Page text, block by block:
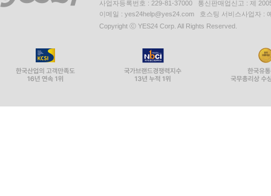
사업자등록번호 : 229-81-37000 통신판매업신고 : 제
이메일 : yes24help@yes24.com 호스팅 서비스사업자 :
Copyright ⓒ YES24 Corp. All Rights Reserved.